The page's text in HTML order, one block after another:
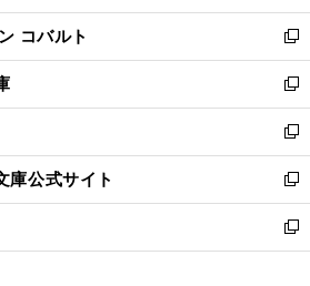
開
く
ウ
で
開
く
ン
ド
ウ
で
開
く
ウ
ィ
ン
ド
ウ
で
開
く
コバルト
新
し
い
ウ
ィ
ン
ド
ウ
で
開
新
し
い
ウ
ィ
ン
ド
ウ
新
し
い
ウ
ィ
ン
庫公式サイト
新
し
い
ウ
新
し